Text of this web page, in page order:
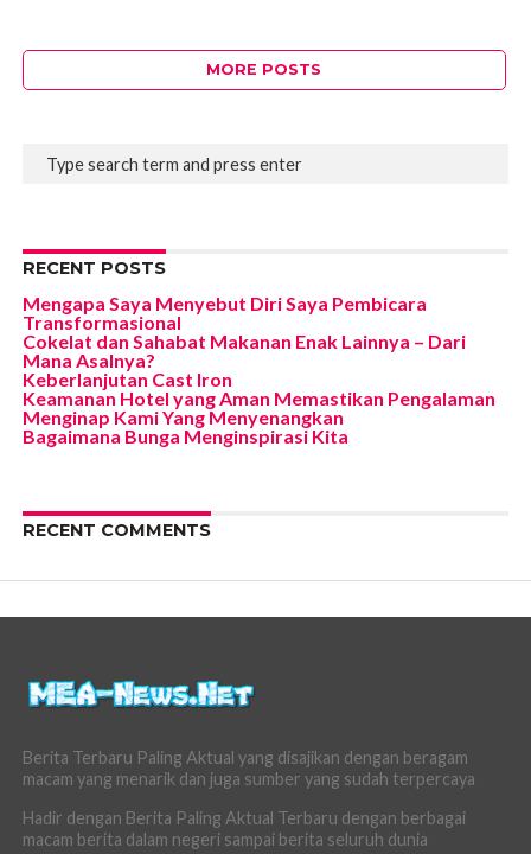
MORE POSTS
RECENT POSTS
Mengapa Saya Menyebut Diri Saya Pembicara
Transformasional
Cokelat dan Sahabat Makanan Enak Lainnya – Dari
Mana Asalnya?
Keberlanjutan Cast Iron
Keamanan Hotel yang Aman Memastikan Pengalaman
Menginap Kami Yang Menyenangkan
Bagaimana Bunga Menginspirasi Kita
RECENT COMMENTS
Berita Terbaru Paling Aktual yang disajikan dengan beragam
macam yang menarik dan juga sumber yang sudah terpercaya
Hadir dengan Berita Paling Aktual Terbaru dengan berbagai
macam berita dalam negeri sampai berita seluruh dunia